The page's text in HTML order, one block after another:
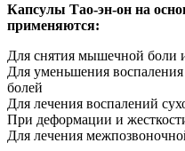
Капсулы Тао-эн-он на
применяются:
Для снятия мышечной боли
Для уменьшения воспаления
болей
Для лечения воспалений
При деформации и
Для лечения